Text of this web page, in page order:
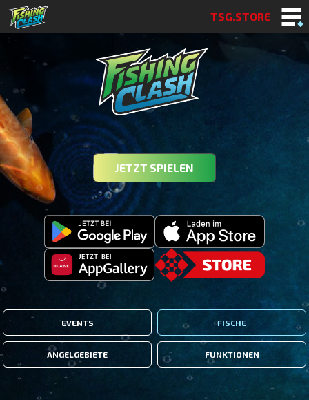
TSG.STORE
JETZT SPIELEN
EVENTS FISCHE
ANGELGEBIETE FUNKTIONEN